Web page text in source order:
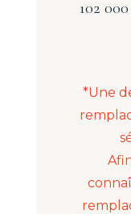
102
*Une